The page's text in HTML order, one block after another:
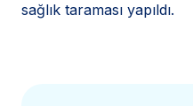
sağlık taraması yapıldı.